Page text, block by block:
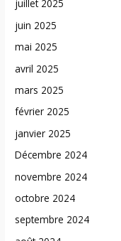
juillet 2025
juin 2025
mai 2025
avril 2025
mars 2025
février 2025
janvier 2025
Décembre 2024
novembre 2024
octobre 2024
septembre 2024